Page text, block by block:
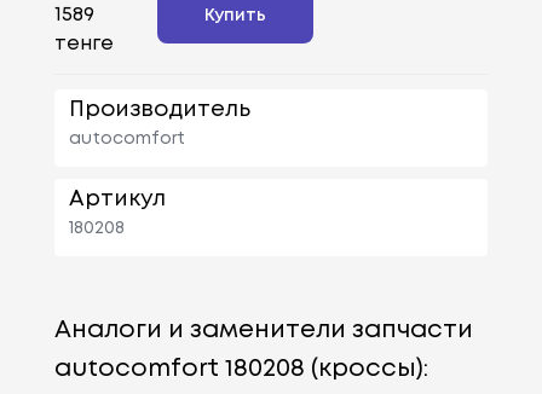
1589
тенге
Купить
Производитель
autocomfort
Артикул
180208
Аналоги и заменители запчасти
autocomfort 180208 (кроссы):